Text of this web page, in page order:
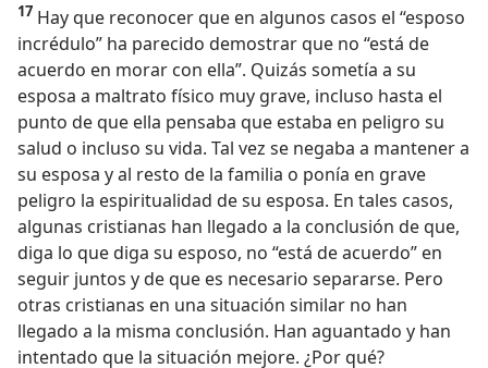
17 Hay que reconocer que en algunos casos el “esposo
incrédulo” ha parecido demostrar que no “está de
acuerdo en morar con ella”. Quizás sometía a su
esposa a maltrato físico muy grave, incluso hasta el
punto de que ella pensaba que estaba en peligro su
salud o incluso su vida. Tal vez se negaba a mantener a
su esposa y al resto de la familia o ponía en grave
peligro la espiritualidad de su esposa. En tales casos,
algunas cristianas han llegado a la conclusión de que,
diga lo que diga su esposo, no “está de acuerdo” en
seguir juntos y de que es necesario separarse. Pero
otras cristianas en una situación similar no han
llegado a la misma conclusión. Han aguantado y han
intentado que la situación mejore. ¿Por qué?